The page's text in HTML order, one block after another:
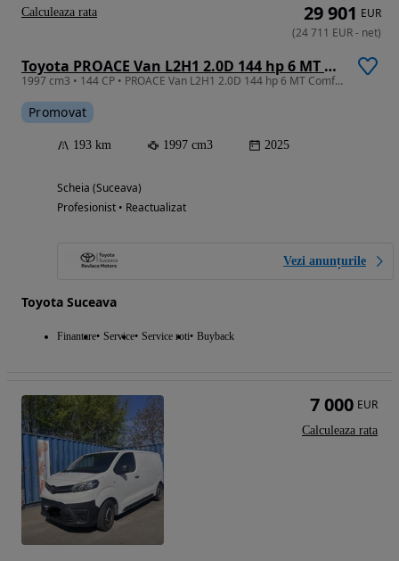
Toyota PROACE Van L2H1 2.0D 144 hp 6 MT Comfort
1997 cm3 • 144 CP • PROACE Van L2H1 2.0D 144 hp 6 MT Comfort
Promovat
193 km 1997 cm3 2025
Scheia (Suceava)
Profesionist • Reactualizat
Vezi anunțurile
Toyota Suceava
Finantare Service Service roti Buyback
29 901 EUR
(24 711 EUR- net)
Calculeaza rata
7 000 EUR
Calculeaza rata